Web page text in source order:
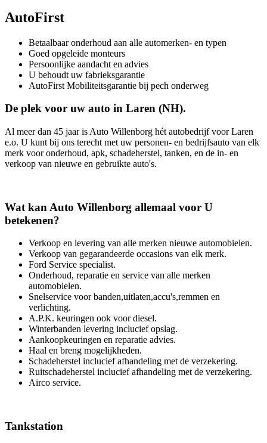
AutoFirst
Betaalbaar onderhoud aan alle automerken- en typen
Goed opgeleide monteurs
Persoonlijke aandacht en advies
U behoudt uw fabrieksgarantie
AutoFirst Mobiliteitsgarantie bij pech onderweg
De plek voor uw auto in Laren (NH).
Al meer dan 45 jaar is Auto Willenborg hét autobedrijf voor Laren
e.o. U kunt bij ons terecht met uw personen- en bedrijfsauto van elk
merk voor onderhoud, apk, schadeherstel, tanken, en de in- en
verkoop van nieuwe en gebruikte auto's.
Wat kan Auto Willenborg allemaal voor U
betekenen?
Verkoop en levering van alle merken nieuwe automobielen.
Verkoop van gegarandeerde occasions van elk merk.
Ford Service specialist.
Onderhoud, reparatie en service van alle merken
automobielen.
Snelservice voor banden,uitlaten,accu's,remmen en
verlichting.
A.P.K. keuringen ook voor diesel.
Winterbanden levering inclucief opslag.
Aankoopkeuringen en reparatie advies.
Haal en breng mogelijkheden.
Schadeherstel inclucief afhandeling met de verzekering.
Ruitschadeherstel inclucief afhandeling met de verzekering.
Airco service.
Tankstation